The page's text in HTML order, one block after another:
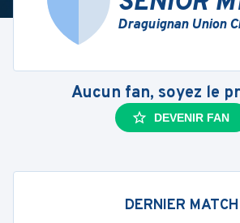
Draguignan Union
Aucun fan, soyez le
DEVENIR FAN
DERNIER MATCH